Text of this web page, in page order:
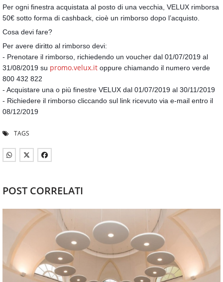
Per ogni finestra acquistata al posto di una vecchia, VELUX rimborsa
50€ sotto forma di cashback, cioè un rimborso dopo l’acquisto.
Cosa devi fare?
Per avere diritto al rimborso devi:
- Prenotare il rimborso, richiedendo un voucher dal 01/07/2019 al
31/08/2019 su promo.velux.it oppure chiamando il numero verde
800 432 822
- Acquistare una o più finestre VELUX dal 01/07/2019 al 30/11/2019
- Richiedere il rimborso cliccando sul link ricevuto via e-mail entro il
08/12/2019
TAGS
POST CORRELATI